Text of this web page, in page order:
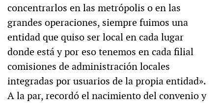
concentrarlos en las metrópolis o en las
grandes operaciones, siempre fuimos una
entidad que quiso ser local en cada lugar
donde está y por eso tenemos en cada filial
comisiones de administración locales
integradas por usuarios de la propia entidad».
A la par, recordó el nacimiento del convenio y